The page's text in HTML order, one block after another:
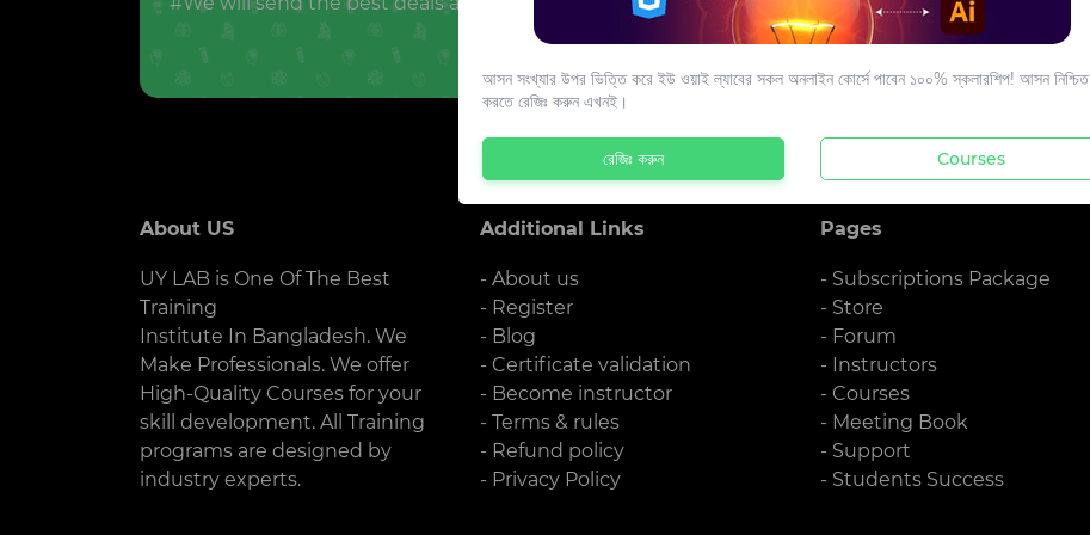
About US
UY LAB is One Of The Best
Training
Institute In Bangladesh. We
Make Professionals. We offer
High-Quality Courses for your
skill development. All Training
programs are designed by
industry experts.
Additional Links
- About us
- Register
- Blog
- Certificate validation
- Become instructor
- Terms & rules
- Refund policy
- Privacy Policy
Pages
- Subscriptions Package
- Store
- Forum
- Instructors
- Courses
- Meeting Book
- Support
- Students Success
আসন সংখ্যার উপর ভিত্তি করে ইউ ওয়াই ল্যাবের সকল অনলাইন কোর্সে পাবেন ১০০% স্কলারশিপ! আসন নিশ্চিত
করতে রেজিঃ করুন এখনই।
রেজিঃ করুন Courses